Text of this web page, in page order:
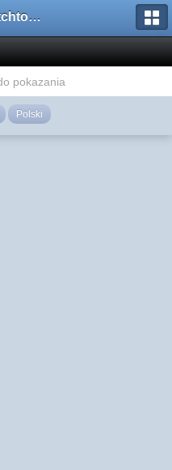
Forum Watchtower
pokazania
Polski